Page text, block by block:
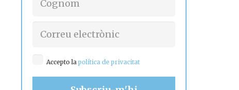
Accepto lapolítica de privacitat